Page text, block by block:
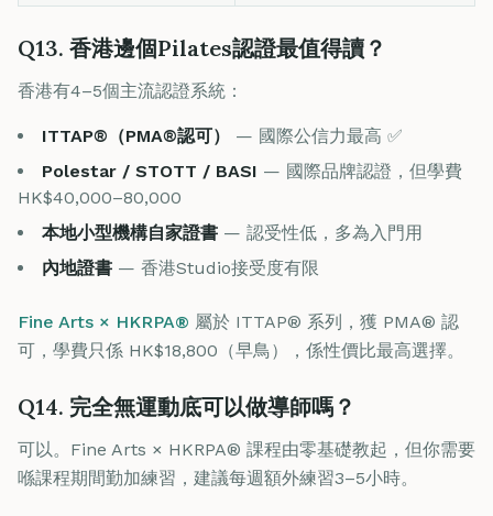
Q13. 香港邊個Pilates認證最值得讀？
香港有4–5個主流認證系統：
ITTAP®（PMA®認可）
— 國際公信力最高 ✅
Polestar / STOTT / BASI — 國際品牌認證，但學費
HK$40,000–80,000
本地小型機構自家證書 — 認受性低，多為入門用
內地證書 — 香港Studio接受度有限
Fine Arts × HKRPA® 屬於 ITTAP® 系列，獲 PMA® 認
可，學費只係 HK$18,800（早鳥），係性價比最高選擇。
Q14. 完全無運動底可以做導師嗎？
可以。Fine Arts × HKRPA® 課程由零基礎教起，但你需要
喺課程期間勤加練習，建議每週額外練習3–5小時。